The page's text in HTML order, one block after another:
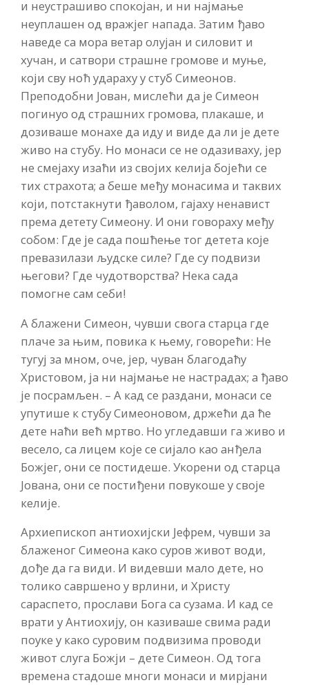
и неустрашиво спокојан, и ни најмање
неуплашен од вражјег напада. Затим ђаво
наведе са мора ветар олујан и силовит и
хучан, и сатвори страшне громове и муње,
који сву ноћ удараху у стуб Симеонов.
Преподобни Јован, мислећи да је Симеон
погинуо од страшних громова, плакаше, и
дозиваше монахе да иду и виде да ли је дете
живо на стубу. Но монаси се не одазиваху, јер
не смејаху изаћи из својих келија бојећи се
тих страхота; а беше међу монасима и таквих
који, потстакнути ђаволом, гајаху ненавист
према детету Симеону. И они говораху међу
собом: Где је сада пошћење тог детета које
превазилази људске силе? Где су подвизи
његови? Где чудотворства? Нека сада
помогне сам себи!
А блажени Симеон, чувши свога старца где
плаче за њим, повика к њему, говорећи: Не
тугуј за мном, оче, јер, чуван благодаћу
Христовом, ја ни најмање не настрадах; а ђаво
је посрамљен. – А кад се раздани, монаси се
упутише к стубу Симеоновом, држећи да ће
дете наћи већ мртво. Но угледавши га живо и
весело, са лицем које се сијало као анђела
Божјег, они се постидеше. Укорени од старца
Јована, они се постиђени повукоше у своје
келије.
Архиепископ антиохијски Јефрем, чувши за
блаженог Симеона како суров живот води,
дође да га види. И видевши мало дете, но
толико савршено у врлини, и Христу
сараспето, прослави Бога са сузама. И кад се
врати у Антиохију, он казиваше свима ради
поуке у како суровим подвизима проводи
живот слуга Божји – дете Симеон. Од тога
времена стадоше многи монаси и мирјани